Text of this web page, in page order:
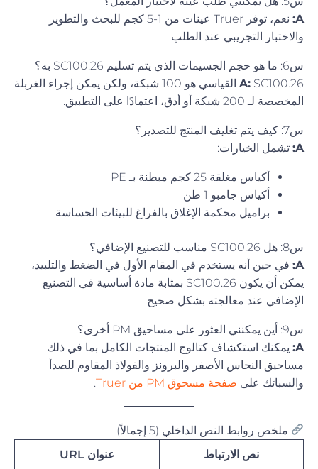
A:
نعم، توفر Truer عينات من 1-5 كجم للبحث والتطوير
والاختبار التجريبي عند الطلب.
س6: ما هو حجم الجسيمات الذي يتم تسليم SC100.26 به؟
A:
SC100.26 القياسي هو 100 شبكة، ولكن يمكن إجراء الغربلة
المخصصة لـ 200 شبكة أو أدق، اعتمادًا على التطبيق.
س7: كيف يتم تغليف المنتج للتصدير؟
A: تشمل الخيارات:
أكياس مغلقة 25 كجم مبطنة بـ PE
أكياس جامبو 1 طن
براميل محكمة الإغلاق بالفراغ للبيئات الحساسة
س8: هل SC100.26 مناسب للتصنيع الإضافي؟
A: في حين أنه يستخدم في المقام الأول في الضغط والتلبيد،
يمكن أن يكون SC100.26 بمثابة مادة أساسية في التصنيع
الإضافي عند معالجته بشكل صحيح.
س9: أين يمكنني العثور على مساحيق PM أخرى؟
A: يمكنك استكشاف كتالوج المنتجات الكامل بما في ذلك
مساحيق النحاس الأصفر والبرونز والفولاذ المقاوم للصدأ
والسبائك على صفحة مسحوق PM من Truer .
ملخص روابط النص الداخلي (5 إجمالاً)
نص الارتباط
عنوان URL